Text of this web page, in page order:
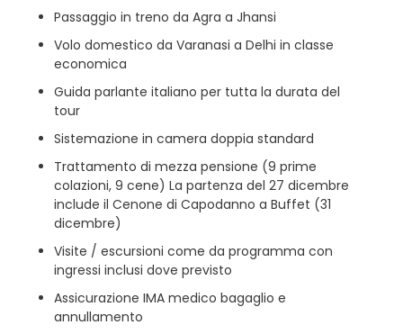
Passaggio in treno da Agra a Jhansi
Volo domestico da Varanasi a Delhi in classe
economica
Guida parlante italiano per tutta la durata del
tour
Sistemazione in camera doppia standard
Trattamento di mezza pensione (9 prime
colazioni, 9 cene) La partenza del 27 dicembre
include il Cenone di Capodanno a Buffet (31
dicembre)
Visite / escursioni come da programma con
ingressi inclusi dove previsto
Assicurazione IMA medico bagaglio e
annullamento